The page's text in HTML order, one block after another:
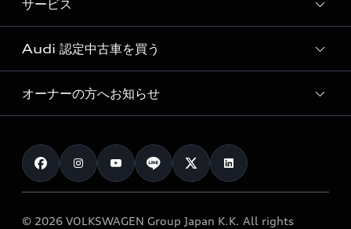
見積り依頼
試乗予約
e-tronラインアップ
価格シミュレーション
車両比較
カタログ一覧
純正アクセサリー
オンラインショップ
Audi collection
アウディナビアプリ
サービス
サービス入庫予約
サービスプログラム
メンテナンス
車検 / 定期点検
e-tronアフターサポート
Audi 認定中古車を買う
Audi認定中古車
クオリティ
保証
メンテナンス
オーナーの方へお知らせ
お知らせ
オーナー様向けキャンペーン
© 2026 VOLKSWAGEN Group Japan K.K. All rights